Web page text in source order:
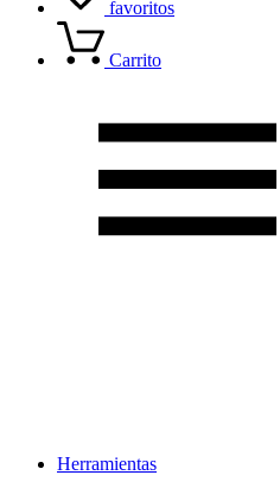
favoritos
Carrito
Herramientas